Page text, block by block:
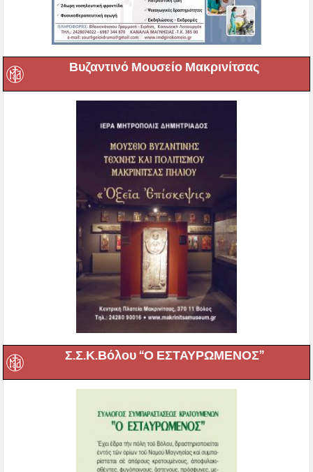
Βυζαντινό Μουσείο Μακρινίτσας
Σ.Σ.Κ.Βόλου “Ο ΕΣΤΑΥΡΩΜΕΝΟΣ”